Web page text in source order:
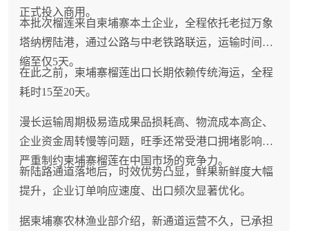
正式投入商用。
本批次榴莲来自柬埔寨本土企业，全程依托老挝万象
塔纳楞陆港，通过公路与中老铁路联运，运输时间压
缩至仅5天。
在此之前，柬埔寨榴莲出口长期依赖传统海运，全程
耗时15至20天。
漫长运输周期极易造成果品损耗高、物流成本高企、
企业资金周转慢等问题，旺季还常受港口拥堵影响，
严重制约柬埔寨榴莲在中国市场的竞争力。
新陆路通道落地后，时效优势凸显，鲜果新鲜度大幅
提升，企业订单响应速度、出口频次显著优化。
据柬埔寨农林渔业部介绍，新通道运营不久，已承担